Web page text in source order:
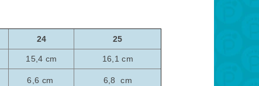
24 25
15,4 cm 16,1 cm
6,6 cm 6,8 cm